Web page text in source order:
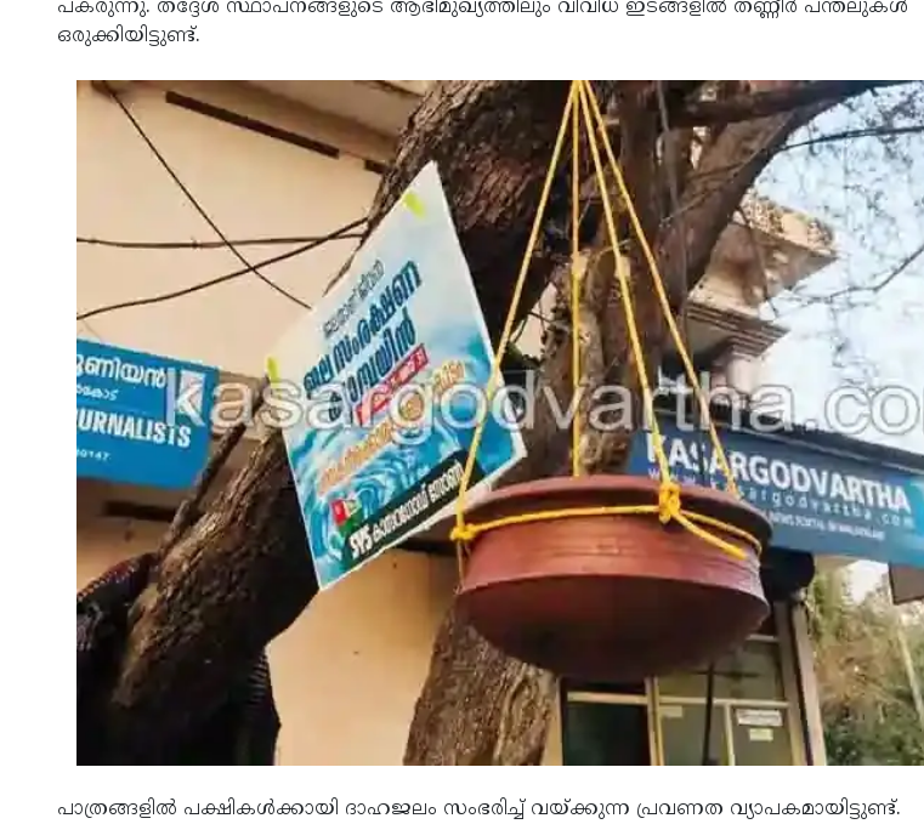
പകരുന്നു. തദ്ദേശ സ്ഥാപനങ്ങളുടെ ആഭിമുഖ്യത്തിലും വിവിധ ഇടങ്ങളില്‍ തണ്ണീര്‍ പന്തലുകള്‍
ഒരുക്കിയിട്ടുണ്ട്.
പാത്രങ്ങളില്‍ പക്ഷികള്‍ക്കായി ദാഹജലം സംഭരിച്ച് വയ്ക്കുന്ന പ്രവണത വ്യാപകമായിട്ടുണ്ട്.